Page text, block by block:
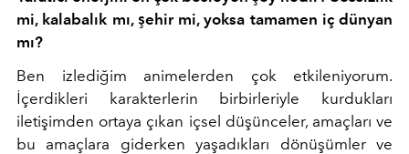
mi, kalabalık mı, şehir mi, yoksa tamamen iç dünyan
mı?
Ben izlediğim animelerden çok etkileniyorum.
İçerdikleri karakterlerin birbirleriyle kurdukları
iletişimden ortaya çıkan içsel düşünceler, amaçları ve
bu amaçlara giderken yaşadıkları dönüşümler ve